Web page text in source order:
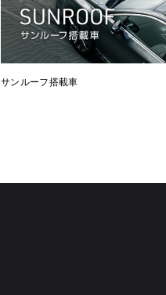
サンルーフ搭載車